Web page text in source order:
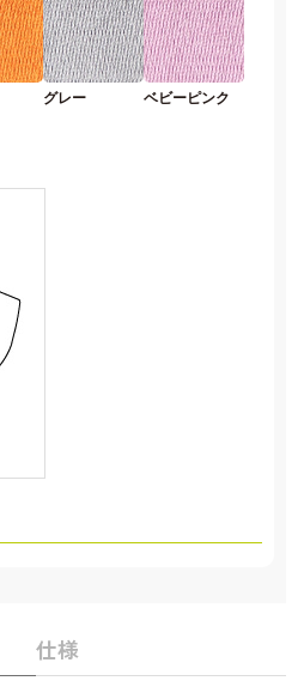
グレー ベビーピンク
仕様